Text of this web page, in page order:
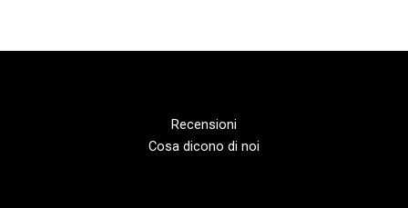
Recensioni
Cosa dicono di noi